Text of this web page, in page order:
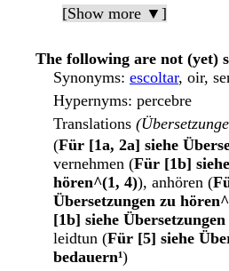
[Show more ▼]
The following are not (yet)
Synonyms: escoltar, oir,
Hypernyms: percebre
Translations
(Für [1a, 2a] siehe
vernehmen (Für [1b]
hören^(1, 4)), anhören (
Übersetzungen zu
[1b] siehe
leidtun (Für [5] siehe
bedauern¹)